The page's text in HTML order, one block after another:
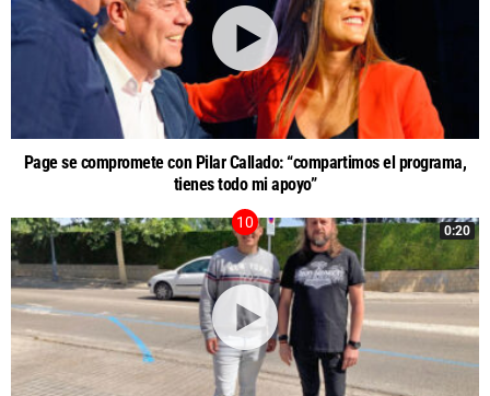
Page se compromete con Pilar Callado: “compartimos el programa,
tienes todo mi apoyo”
0:20